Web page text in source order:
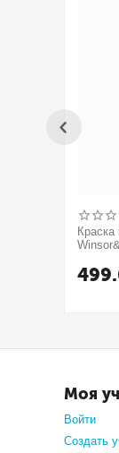
Моя
Войти
Создать